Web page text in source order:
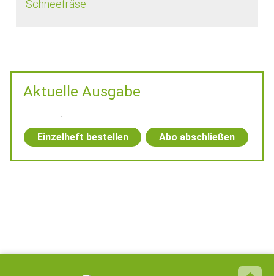
Schneefräse
Aktuelle Ausgabe
Einzelheft bestellen Abo abschließen